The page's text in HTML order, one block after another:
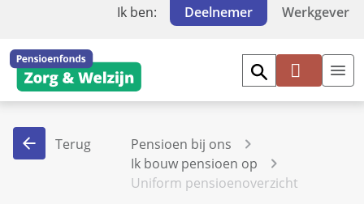
Ik ben: Deelnemer Werkgever
Mi
Terug
Pensioen bij ons
Ik bouw pensioen op
Uniform pensioenoverzicht